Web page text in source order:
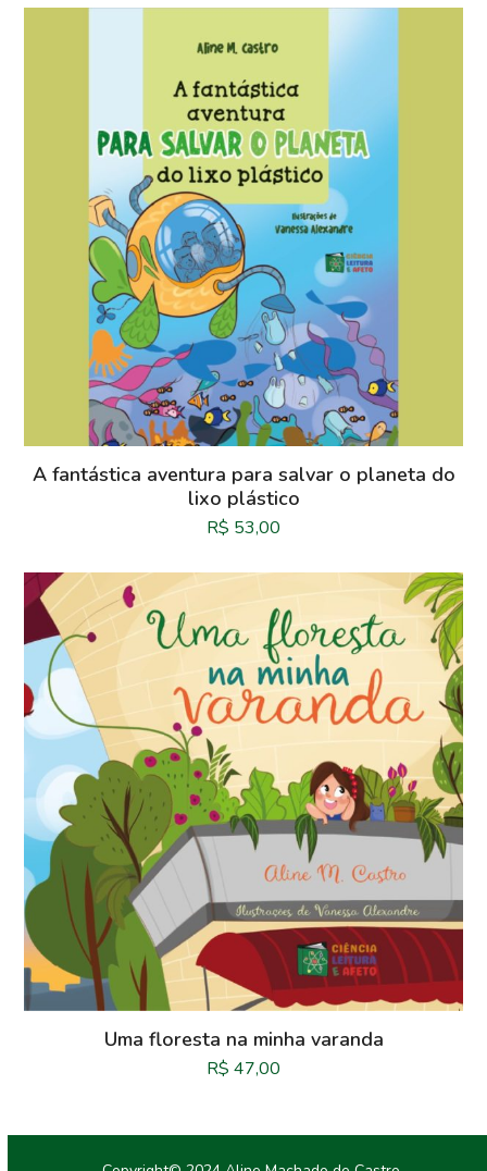
A fantástica aventura para salvar o planeta do
lixo plástico
R$ 53,00
Uma floresta na minha varanda
R$ 47,00